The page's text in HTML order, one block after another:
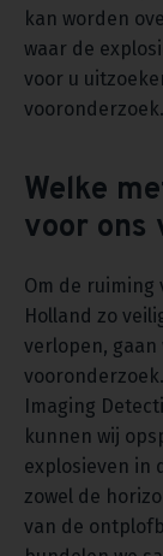
kan worden
waar de
voor u
vooronderzoek.
Welke
voor ons
Om de
Holland zo
verlopen, gaan
Imaging
kunnen wij
explosieven in
zowel de
van de